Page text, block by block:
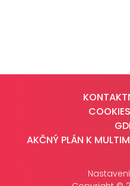
AKČNÝ PLÁN K